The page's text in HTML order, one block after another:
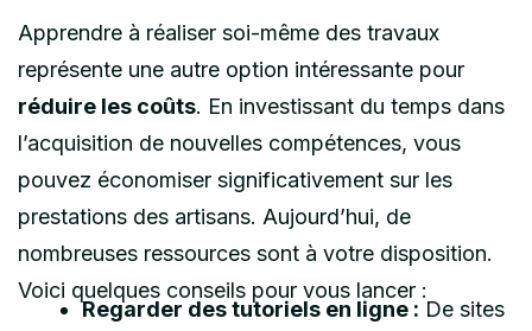
Apprendre à réaliser soi-même des travaux
représente une autre option intéressante pour
réduire les coûts. En investissant du temps dans
l’acquisition de nouvelles compétences, vous
pouvez économiser significativement sur les
prestations des artisans. Aujourd’hui, de
nombreuses ressources sont à votre disposition.
Voici quelques conseils pour vous lancer :
Regarder des tutoriels en ligne : De sites